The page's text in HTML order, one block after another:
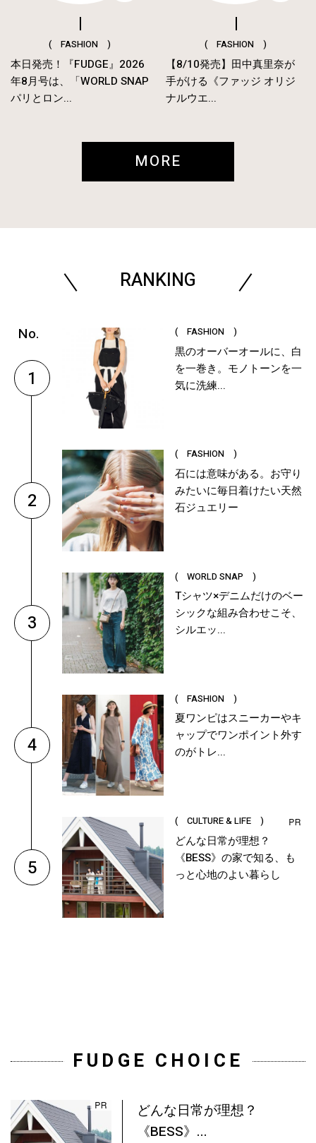
( FASHION )
本日発売！『FUDGE』2026
年8月号は、「WORLD SNAP
パリとロン...
( FASHION )
【8/10発売】田中真里奈が
手がける《ファッジ オリジ
ナルウエ...
MORE
RANKING
1
( FASHION )
黒のオーバーオールに、白
を一巻き。モノトーンを一
気に洗練...
2
( FASHION )
石には意味がある。お守り
みたいに毎日着けたい天然
石ジュエリー
3
( WORLD SNAP )
Tシャツ×デニムだけのベー
シックな組み合わせこそ、
シルエッ...
4
( FASHION )
夏ワンピはスニーカーやキ
ャップでワンポイント外す
のがトレ...
5
( CULTURE & LIFE )
どんな日常が理想？
《BESS》の家で知る、も
っと心地のよい暮らし
FUDGE CHOICE
どんな日常が理想？
《BESS》...